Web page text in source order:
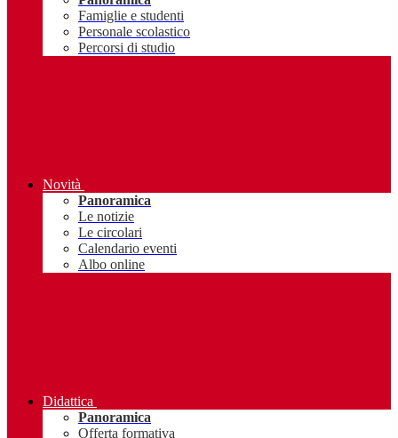
Famiglie e studenti
Personale scolastico
Percorsi di studio
Novità
Panoramica
Le notizie
Le circolari
Calendario eventi
Albo online
Didattica
Panoramica
Offerta formativa